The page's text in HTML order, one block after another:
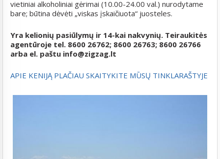
vietiniai alkoholiniai gėrimai (10.00-24.00 val.) nurodytame
bare; būtina dėvėti „viskas įskaičiuota“ juosteles.
Yra kelionių pasiūlymų ir 14-kai nakvynių. Teiraukitės
agentūroje tel. 8600 26762; 8600 26763; 8600 26766
arba el. paštu info@zigzag.lt
APIE KENIJĄ PLAČIAU SKAITYKITE MŪSŲ TINKLARAŠTYJE